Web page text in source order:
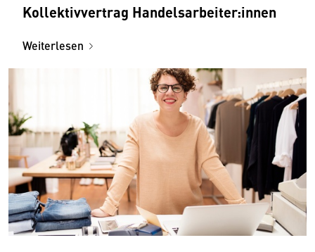
Kollektivvertrag Handelsarbeiter:innen
Weiterlesen